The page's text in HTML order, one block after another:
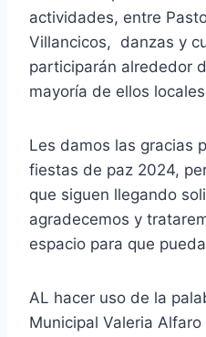
actividades, entre
Villancicos, danzas y
participarán alrededor
mayoría de ellos
Les damos las gracias
fiestas de paz 2024,
que siguen llegando
agradecemos y
espacio para que
AL hacer uso de la
Municipal Valeria